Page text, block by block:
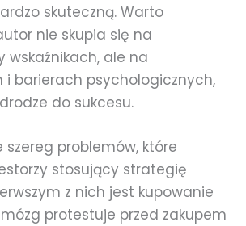
skuteczną. Warto
nie skupia się na
wskaźnikach, ale na
i barierach psychologicznych,
do sukcesu.
szereg problemów, które
stosujący strategię
z nich jest kupowanie
protestuje przed zakupem